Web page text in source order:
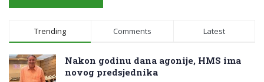
Trending Comments Latest
Nakon godinu dana agonije, HMS ima
novog predsjednika